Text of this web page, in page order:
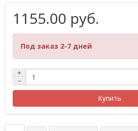
1155.00 руб.
Под заказ 2-7 дней
+
−
Купить